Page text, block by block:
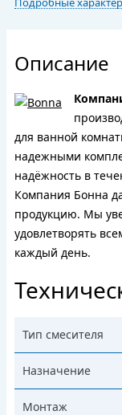
Описание
для ванной
надежными
надёжность в
Компания Бонна
продукцию. Мы
удовлетворять
каждый день.
Тип смесителя
Назначение
Монтаж